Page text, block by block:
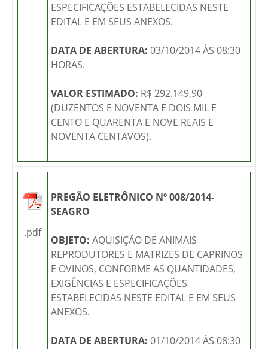
ESPECIFICAÇÕES ESTABELECIDAS NESTE
EDITAL E EM SEUS ANEXOS.
DATA DE ABERTURA: 03/10/2014 ÀS 08:30
HORAS.
VALOR ESTIMADO: R$ 292.149,90
(DUZENTOS E NOVENTA E DOIS MIL E
CENTO E QUARENTA E NOVE REAIS E
NOVENTA CENTAVOS).
.pdf
PREGÃO ELETRÔNICO Nº 008/2014-
SEAGRO
OBJETO: AQUISIÇÃO DE ANIMAIS
REPRODUTORES E MATRIZES DE CAPRINOS
E OVINOS, CONFORME AS QUANTIDADES,
EXIGÊNCIAS E ESPECIFICAÇÕES
ESTABELECIDAS NESTE EDITAL E EM SEUS
ANEXOS.
DATA DE ABERTURA: 01/10/2014 ÀS 08:30